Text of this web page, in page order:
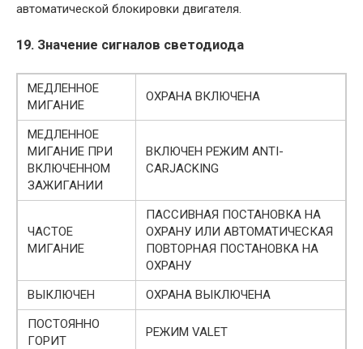
автоматической блокировки двигателя.
19. Значение сигналов светодиода
МЕДЛЕННОЕ
МИГАНИЕ
ОХРАНА ВКЛЮЧЕНА
МЕДЛЕННОЕ
МИГАНИЕ ПРИ
ВКЛЮЧЕННОМ
ЗАЖИГАНИИ
ВКЛЮЧЕН РЕЖИМ ANTI-
CARJACKING
ЧАСТОЕ
МИГАНИЕ
ПАССИВНАЯ ПОСТАНОВКА НА
ОХРАНУ ИЛИ АВТОМАТИЧЕСКАЯ
ПОВТОРНАЯ ПОСТАНОВКА НА
ОХРАНУ
ВЫКЛЮЧЕН
ОХРАНА ВЫКЛЮЧЕНА
ПОСТОЯННО
ГОРИТ
РЕЖИМ VALET